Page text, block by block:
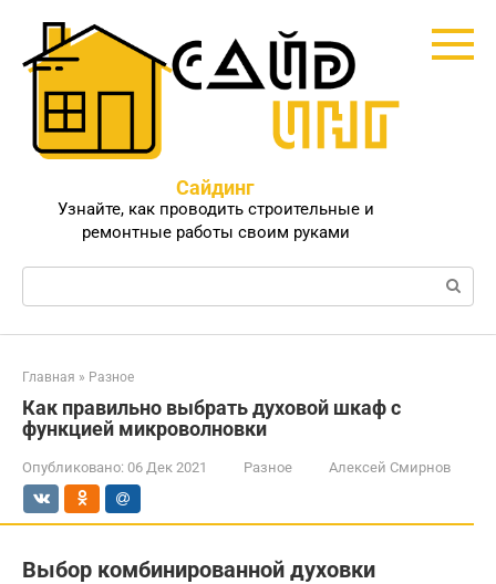
контенту
Сайдинг
Узнайте, как проводить строительные и
ремонтные работы своим руками
Поиск:
Главная » Разное
Как правильно выбрать духовой шкаф с
функцией микроволновки
Опубликовано: 06 Дек 2021 Разное Алексей Смирнов
Выбор комбинированной духовки